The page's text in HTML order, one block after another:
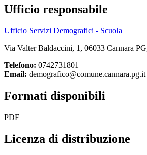
Ufficio responsabile
Ufficio Servizi Demografici - Scuola
Via Valter Baldaccini, 1, 06033 Cannara
Telefono: 0742731801
Email: demografico@comune.cannara.pg.it
Formati disponibili
PDF
Licenza di distribuzione